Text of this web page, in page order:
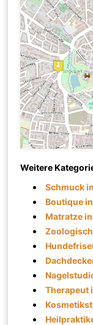
Weitere
Schmuck
Boutique
Matratze
Therapeut